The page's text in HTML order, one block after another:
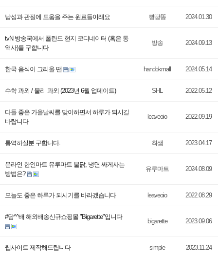
남성과 관절에 도움을 주는 원료들이래요 삥땅똥 2024.01.30
tvN 방송국에서 폴란드 현지 코디네이터 (혹은 통
역사)를 구합니다
방송 2024.09.13
한국 음식이 그리울 땐 handokmall 2024.05.14
수학 과외 / 물리 과외 (2023년 6월 업데이트) SHL 2022.05.12
다들 좋은 가을날씨를 맞이하면서 하루가 되시길
바랍니다
leaveoio 2022.09.19
통역하실분 구합니다. 최샘 2023.04.17
온라인 한인마트 유루마트 불닭, 냉면 싸게사는
방법은?
유루마트 2024.08.09
오늘도 좋은 하루가 되시기를 바라겠습니다 leaveoio 2022.08.29
#담^^배 해외배송신규쇼핑몰 "Bigarette"입니다
bigarette 2023.09.06
웹사이트 제작해드립니다 simple 2023.11.24